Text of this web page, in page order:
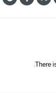
There